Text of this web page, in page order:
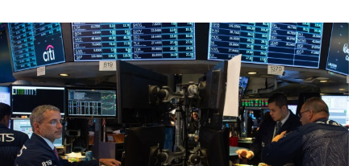
全家提
家攜手
根推
日微醺
店」。
全家提
關個股
超